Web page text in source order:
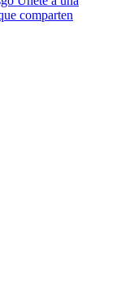
comparten